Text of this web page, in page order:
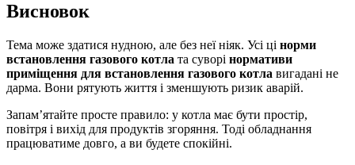
Висновок
Тема може здатися нудною, але без неї ніяк. Усі ці норми
встановлення газового котла та суворі нормативи
приміщення для встановлення газового котла вигадані не
дарма. Вони рятують життя і зменшують ризик аварій.
Запам’ятайте просте правило: у котла має бути простір,
повітря і вихід для продуктів згоряння. Тоді обладнання
працюватиме довго, а ви будете спокійні.